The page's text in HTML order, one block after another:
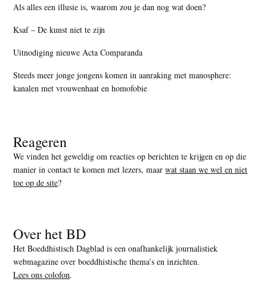
Als alles een illusie is, waarom zou je dan nog wat doen?
Ksaf – De kunst niet te zijn
Uitnodiging nieuwe Acta Comparanda
Steeds meer jonge jongens komen in aanraking met manosphere:
kanalen met vrouwenhaat en homofobie
Reageren
We vinden het geweldig om reacties op berichten te krijgen en op die
manier in contact te komen met lezers, maarwat staan we wel en niet
toe op de site?
Over het BD
Het Boeddhistisch Dagblad is een onafhankelijk journalistiek
webmagazine over boeddhistische thema’s en inzichten.
Lees ons colofon.